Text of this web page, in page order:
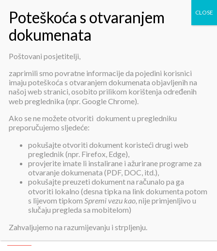
Jednostavna nabava smrznutog i
konzerviranog voća i povrća i
prerađevina – poziv za dostavu
ponuda
Jednostavna nabava smrznutog i
konzerviranog voća i povrća i
prerađevina – poziv za dostavu
ponuda
Poštovani posjetitelji,
zaprimili smo povratne informacije da pojedini korisnici
imaju poteškoća s otvaranjem dokumenata objavljenih na
našoj web stranici, osobito prilikom korištenja određenih
web preglednika (npr. Google Chrome).
Ako se ne možete otvoriti dokument u pregledniku
preporučujemo sljedeće:
pokušajte otvoriti dokument koristeći drugi web
preglednik (npr. Firefox, Edge),
provjerite imate li instalirane i ažurirane programe za
otvaranje dokumenata (PDF, DOC, itd.),
pokušajte preuzeti dokument na računalo pa ga
otvoriti lokalno (desna tipka na link dokumenta potom
s lijevom tipkom Spremi vezu kao, nije primjenljivo u
slučaju pregleda sa mobitelom)
Zahvaljujemo na razumijevanju i strpljenju.